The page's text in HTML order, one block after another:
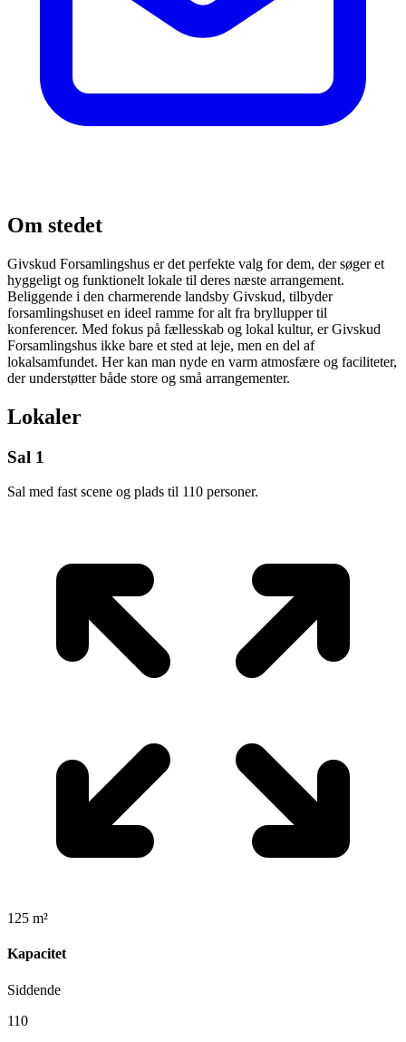
Om stedet
Givskud Forsamlingshus er det perfekte valg for dem, der søger et
hyggeligt og funktionelt lokale til deres næste arrangement.
Beliggende i den charmerende landsby Givskud, tilbyder
forsamlingshuset en ideel ramme for alt fra bryllupper til
konferencer. Med fokus på fællesskab og lokal kultur, er Givskud
Forsamlingshus ikke bare et sted at leje, men en del af
lokalsamfundet. Her kan man nyde en varm atmosfære og faciliteter,
der understøtter både store og små arrangementer.
Lokaler
Sal 1
Sal med fast scene og plads til 110 personer.
125 m²
Kapacitet
Siddende
110